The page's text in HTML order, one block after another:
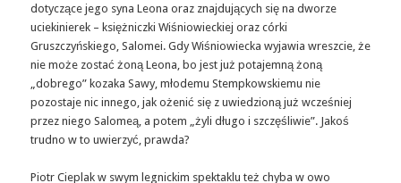
dotyczące jego syna Leona oraz znajdujących się na dworze
uciekinierek – księżniczki Wiśniowieckiej oraz córki
Gruszczyńskiego, Salomei. Gdy Wiśniowiecka wyjawia wreszcie, że
nie może zostać żoną Leona, bo jest już potajemną żoną
„dobrego” kozaka Sawy, młodemu Stempkowskiemu nie
pozostaje nic innego, jak ożenić się z uwiedzioną już wcześniej
przez niego Salomeą, a potem „żyli długo i szczęśliwie”. Jakoś
trudno w to uwierzyć, prawda?
Piotr Cieplak w swym legnickim spektaklu też chyba w owo